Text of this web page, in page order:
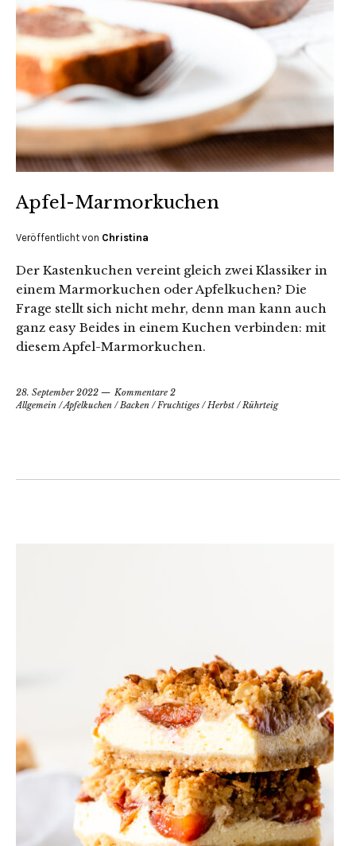
Apfel-Marmorkuchen
Veröffentlicht von Christina
Der Kastenkuchen vereint gleich zwei Klassiker in
einem Marmorkuchen oder Apfelkuchen? Die
Frage stellt sich nicht mehr, denn man kann auch
ganz easy Beides in einem Kuchen verbinden: mit
diesem Apfel-Marmorkuchen.
28. September 2022
Kommentare 2
Allgemein /Apfelkuchen /Backen /Fruchtiges /Herbst /Rührteig